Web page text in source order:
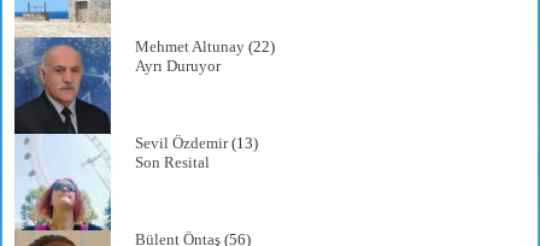
Mehmet Altunay (22)
Ayrı Duruyor
Sevil Özdemir(13)
Son Resital
Bülent Öntaş (56)